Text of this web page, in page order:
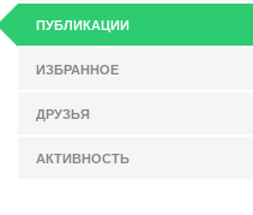
ПУБЛИКАЦИИ
ИЗБРАННОЕ
ДРУЗЬЯ
АКТИВНОСТЬ